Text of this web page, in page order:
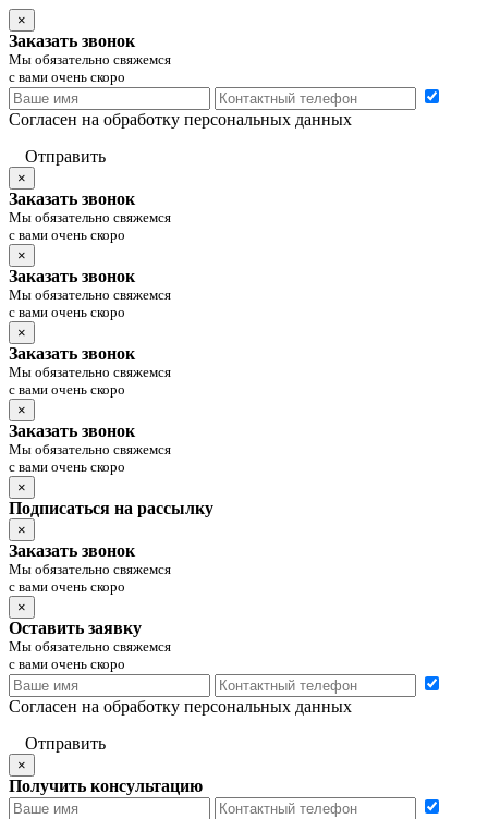
×
Заказать звонок
Мы обязательно свяжемся
с вами очень скоро
Согласен на обработку персональных данных
Отправить
×
Заказать звонок
Мы обязательно свяжемся
с вами очень скоро
×
Заказать звонок
Мы обязательно свяжемся
с вами очень скоро
×
Заказать звонок
Мы обязательно свяжемся
с вами очень скоро
×
Заказать звонок
Мы обязательно свяжемся
с вами очень скоро
×
Подписаться на рассылку
×
Заказать звонок
Мы обязательно свяжемся
с вами очень скоро
×
Оставить заявку
Мы обязательно свяжемся
с вами очень скоро
Согласен на обработку персональных данных
Отправить
×
Получить консультацию